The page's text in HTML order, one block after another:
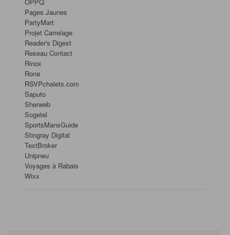
Pages Jaunes
PartyMart
Projet Carrelage
Reader's Digest
Reseau Contact
Rinox
Rona
RSVPchalets.com
Saputo
Sherweb
Sogetel
SportsMansGuide
Stingray Digital
TextBroker
Unipneu
Voyages à Rabais
Wixx